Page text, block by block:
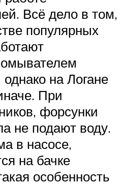
Всё дело в том,
популярных
однако на Логане
При
форсунки
не подают воду.
в насосе,
на бачке
особенность